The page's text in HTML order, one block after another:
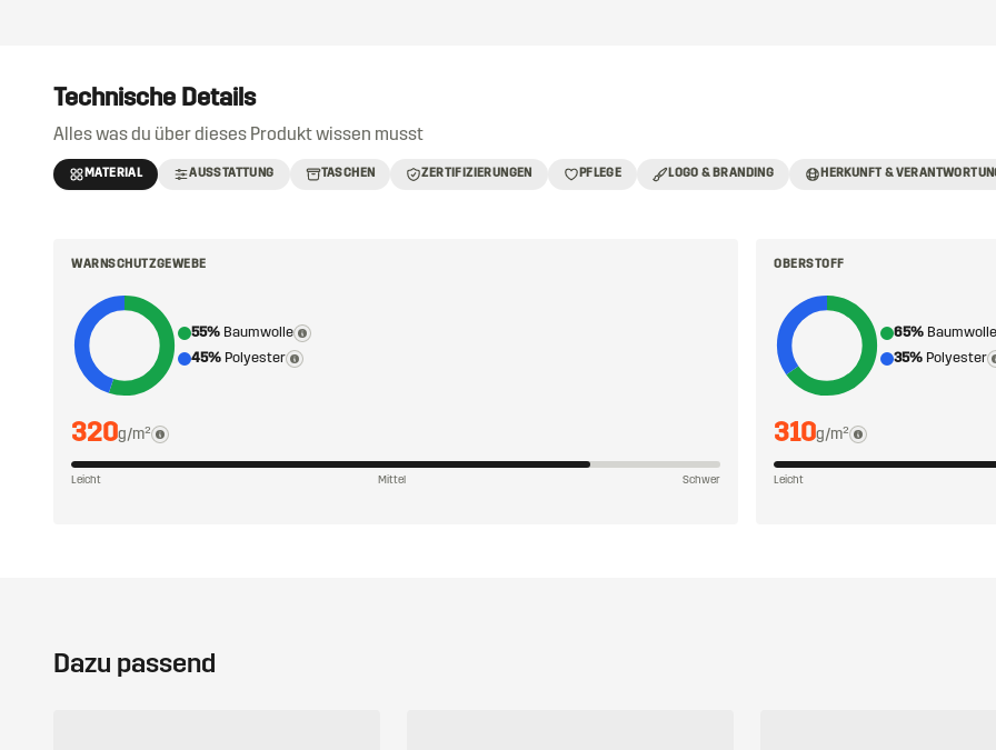
Technische Details
Alles was du über dieses Produkt wissen musst
MATERIAL AUSSTATTUNG TASCHEN ZERTIFIZIERUNGEN PFLEGE LOGO & BRANDING HERKUNFT &
WARNSCHUTZGEWEBE
55% Baumwolle
45% Polyester
320g/m²
Leicht Mittel Schwer
OBERSTOFF
65% Baumwolle
35% Polyester
310g/m²
Leicht
Dazu passend